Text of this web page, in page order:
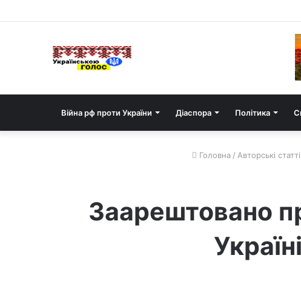
Війна рф проти України Діаспора Політика
Головна / Авторські статті
Заарештовано